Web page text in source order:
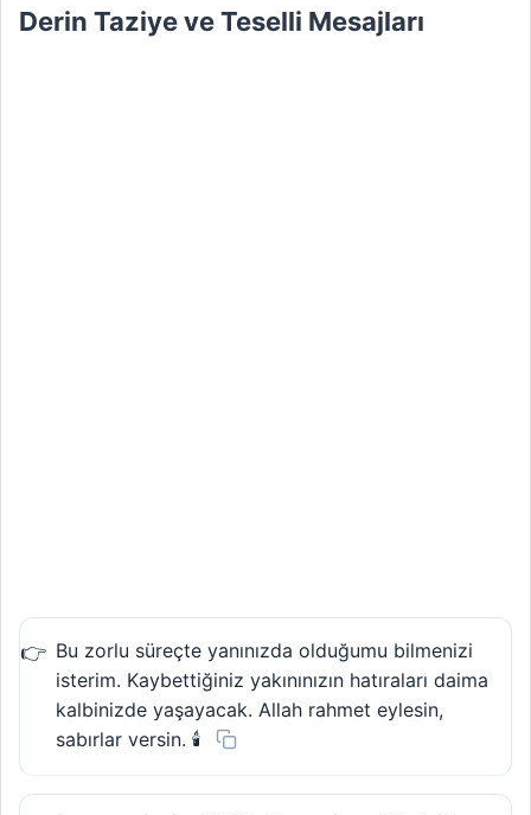
Derin Taziye ve Teselli Mesajları
Bu zorlu süreçte yanınızda olduğumu bilmenizi
isterim. Kaybettiğiniz yakınınızın hatıraları daima
kalbinizde yaşayacak. Allah rahmet eylesin,
sabırlar versin. 🕯️